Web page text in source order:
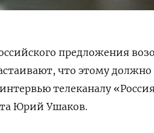
предложения
что этому
телеканалу
Юрий Ушаков.